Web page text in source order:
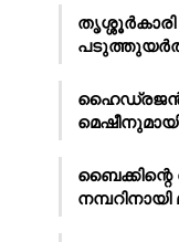
ഹൈഡ്രജൻ
ബൈക്കിന്റെ